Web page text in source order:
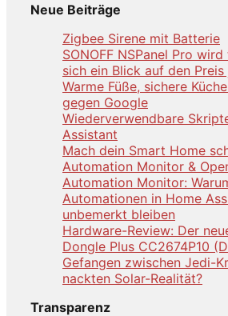
Neue Beiträge
Zigbee Sirene mit Batterie
SONOFF NSPanel Pro
sich ein Blick auf den
Warme Füße, sichere
gegen Google
Wiederverwendbare
Assistant
Mach dein Smart Home
Automation Monitor &
Automation Monitor:
Automationen in Home
unbemerkt bleiben
Hardware-Review: Der
Dongle Plus CC2674P10
Gefangen zwischen Jedi-
nackten Solar-Realität?
Transparenz